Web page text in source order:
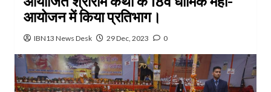
आयोजन में किया प्रतिभाग।
IBN13 News Desk 29 Dec, 2023 0